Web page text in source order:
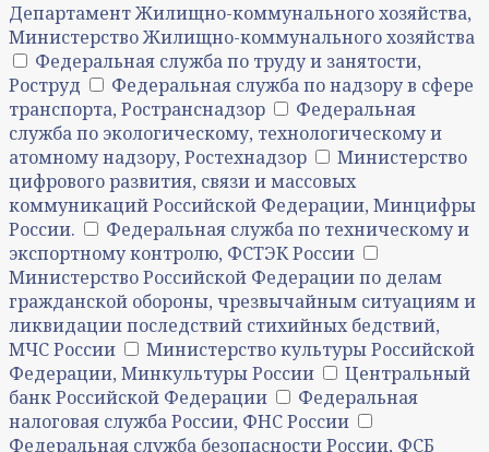
Департамент Жилищно-коммунального хозяйства,
Министерство Жилищно-коммунального хозяйства
Федеральная служба по труду и занятости,
Роструд
Федеральная служба по надзору в сфере
транспорта, Ространснадзор
Федеральная
служба по экологическому, технологическому и
атомному надзору, Ростехнадзор
Министерство
цифрового развития, связи и массовых
коммуникаций Российской Федерации, Минцифры
России.
Федеральная служба по техническому и
экспортному контролю, ФСТЭК России
Министерство Российской Федерации по делам
гражданской обороны, чрезвычайным ситуациям и
ликвидации последствий стихийных бедствий,
МЧС России
Министерство культуры Российской
Федерации, Минкультуры России
Центральный
банк Российской Федерации
Федеральная
налоговая служба России, ФНС России
Федеральная служба безопасности России, ФСБ